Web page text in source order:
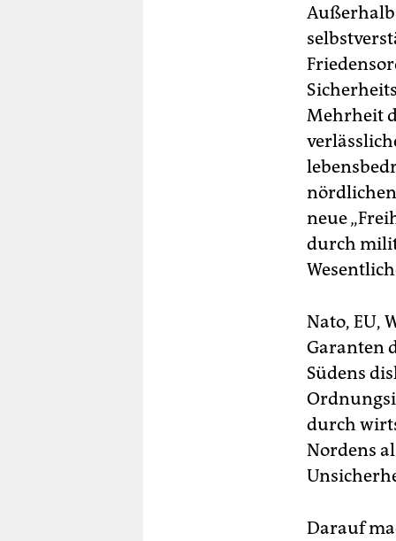
Mehrheit
neue
durch
Nato, EU,
Garanten
Südens
durch
Nordens
Darauf